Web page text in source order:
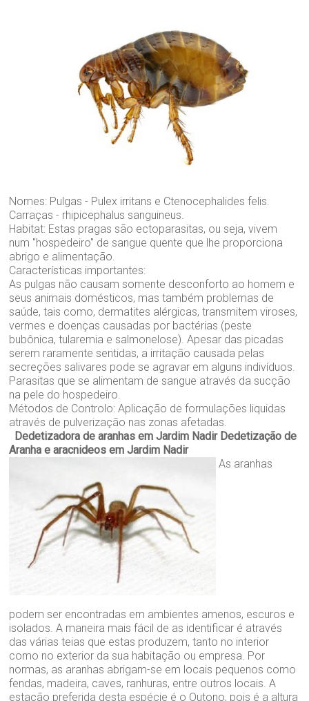
Nomes: Pulgas - Pulex irritans e Ctenocephalides felis.
Carraças - rhipicephalus sanguineus.
Habitat: Estas pragas são ectoparasitas, ou seja, vivem
num "hospedeiro" de sangue quente que lhe proporciona
abrigo e alimentação.
Características importantes:
As pulgas não causam somente desconforto ao homem e
seus animais domésticos, mas também problemas de
saúde, tais como, dermatites alérgicas, transmitem viroses,
vermes e doenças causadas por bactérias (peste
bubônica, tularemia e salmonelose). Apesar das picadas
serem raramente sentidas, a irritação causada pelas
secreções salivares pode se agravar em alguns indivíduos.
Parasitas que se alimentam de sangue através da sucção
na pele do hospedeiro.
Métodos de Controlo: Aplicação de formulações liquidas
através de pulverização nas zonas afetadas.
Dedetizadora de aranhas em Jardim Nadir Dedetização de
Aranha e aracnideos em Jardim Nadir
As aranhas
podem ser encontradas em ambientes amenos, escuros e
isolados. A maneira mais fácil de as identificar é através
das várias teias que estas produzem, tanto no interior
como no exterior da sua habitação ou empresa. Por
normas, as aranhas abrigam-se em locais pequenos como
fendas, madeira, caves, ranhuras, entre outros locais. A
estação preferida desta espécie é o Outono, pois é a altura